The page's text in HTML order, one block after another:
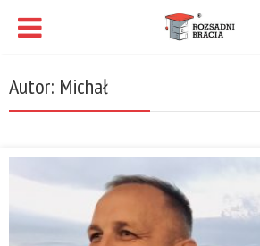
Autor: Michał